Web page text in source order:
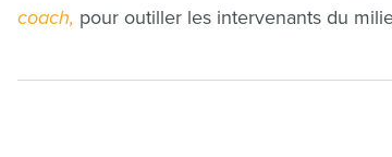
coach, pour outiller les intervenants du